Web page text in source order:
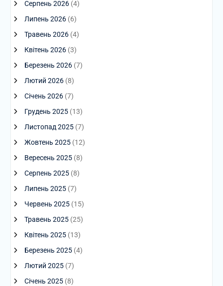
Серпень 2026(4)
Липень 2026(6)
Травень 2026(4)
Квітень 2026(3)
Березень 2026(7)
Лютий 2026(8)
Січень 2026(7)
Грудень 2025(13)
Листопад 2025(7)
Жовтень 2025(12)
Вересень 2025(8)
Серпень 2025(8)
Липень 2025(7)
Червень 2025(15)
Травень 2025(25)
Квітень 2025(13)
Березень 2025(4)
Лютий 2025(7)
Січень 2025(8)